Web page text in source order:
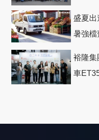
盛夏
暑強檔
裕隆集
車